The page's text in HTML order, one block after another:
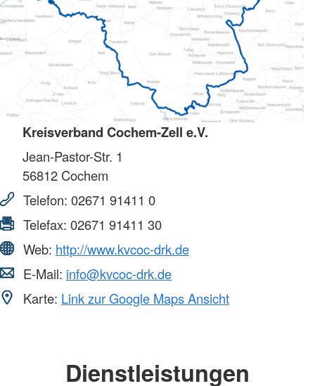
Kreisverband Cochem-Zell e.V.
Jean-Pastor-Str. 1
56812 Cochem
Telefon: 02671 91411 0
Telefax: 02671 91411 30
Web: http://www.kvcoc-drk.de
E-Mail: info@kvcoc-drk.de
Karte: Link zur Google Maps Ansicht
Dienstleistungen